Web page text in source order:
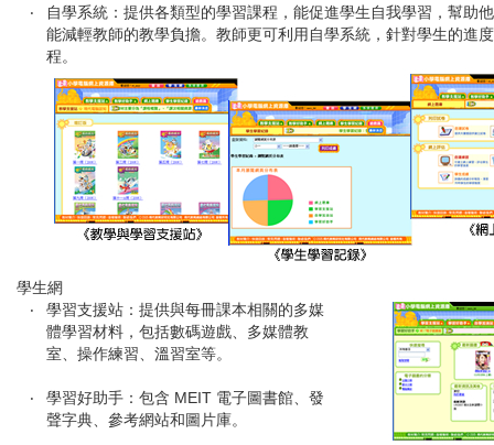
‧
自學系統：提供各類型的學習課程，能促進學生自我學習，幫助
能減輕教師的教學負擔。教師更可利用自學系統，針對學生的進
程。
學生網
‧
學習支援站：提供與每冊課本相關的多媒
體學習材料，包括數碼遊戲、多媒體教
室、操作練習、溫習室等。
‧ 學習好助手：包含 MEIT 電子圖書館、發
聲字典、參考網站和圖片庫。